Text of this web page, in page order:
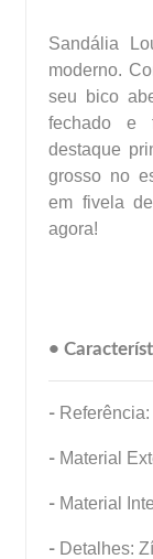
Sandália
moderno.
seu bico
fechado e
destaque
grosso no
em fivela
agora!
•
-
- Material
- Material
- Detalhes: